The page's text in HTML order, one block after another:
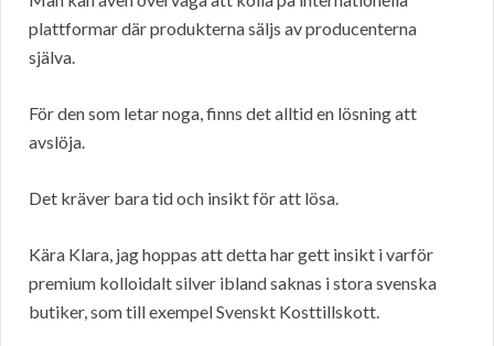
plattformar där produkterna säljs av producenterna
själva.
För den som letar noga, finns det alltid en lösning att
avslöja.
Det kräver bara tid och insikt för att lösa.
Kära Klara, jag hoppas att detta har gett insikt i varför
premium kolloidalt silver ibland saknas i stora svenska
butiker, som till exempel Svenskt Kosttillskott.